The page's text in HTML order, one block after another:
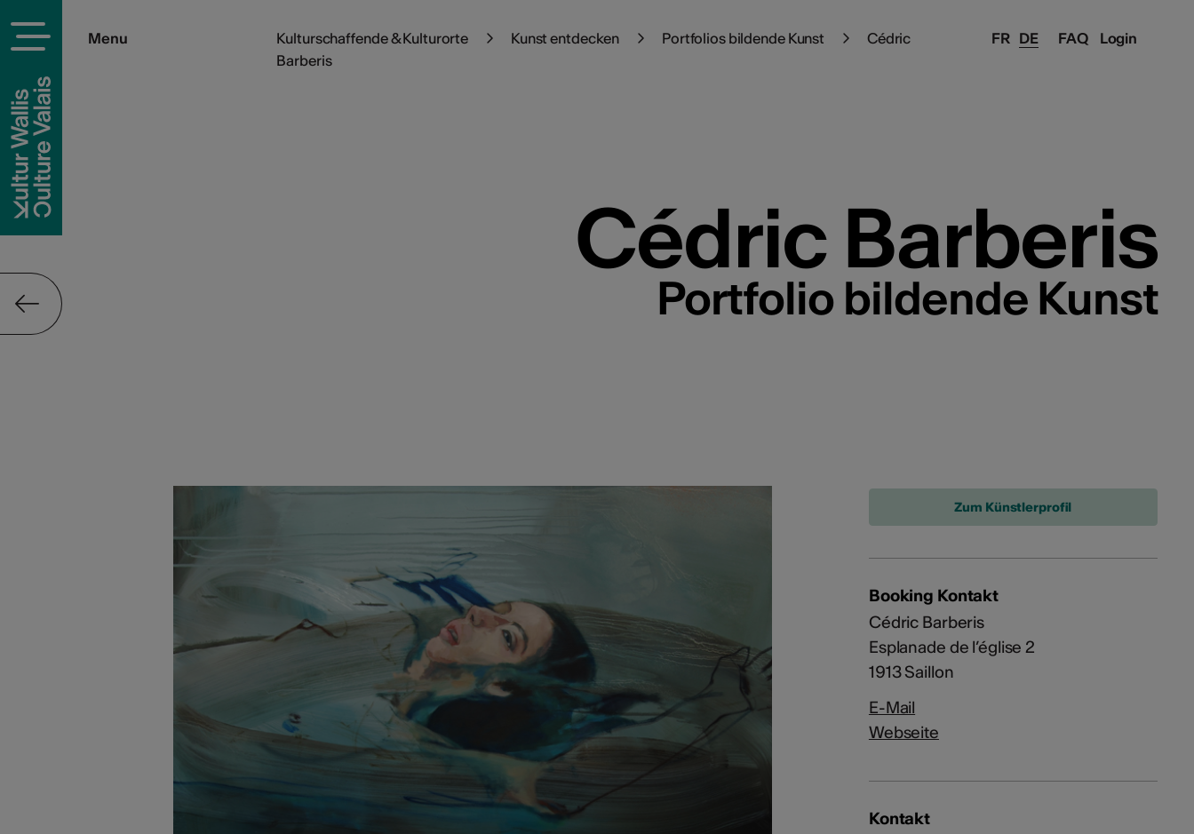
FAQ Login
Menu FR DE
Kulturschaffende & Kulturorte Kunst entdecken Portfolios bildende Kunst
Cédric
Barberis
Cédric Barberis
Portfolio bildende Kunst
Zum Künstlerprofil
Booking Kontakt
Cédric Barberis
Esplanade de l’église 2
1913 Saillon
E-Mail
Webseite
Kontakt